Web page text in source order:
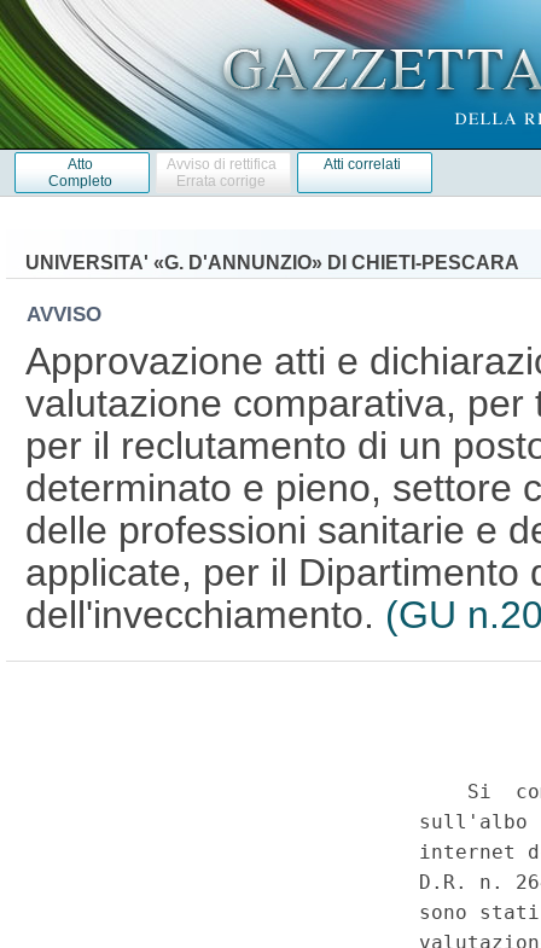
Atto
Completo
Avviso di rettifica
Errata corrige
Atti correlati
UNIVERSITA' «G. D'ANNUNZIO» DI CHIETI-PESCARA
AVVISO
Approvazione atti e
valutazione comparativa,
per il reclutamento di un
determinato e pieno, settore
delle professioni sanitarie e
applicate, per il Dipartimento
dell'invecchiamento. (GU